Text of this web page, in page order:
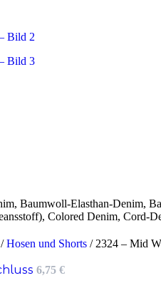
, Baumwoll-Elasthan-Denim,
, Colored Denim, Cord-
/ Hosen und Shorts / 2324 – Mid
6,75 €